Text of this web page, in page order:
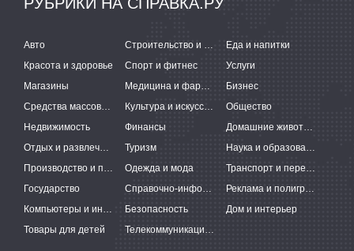
Авто Строительство и ремонт
Еда и напитки
Красота и здоровье
Спорт и фитнес
Услуги
Магазины
Медицина и фармацевтика
Бизнес
Средства массовой информации
Культура и искусство
Общество
Недвижимость
Финансы
Домашние животные
Отдых и развлечения
Туризм
Наука и образование
Производство и поставки
Одежда и мода
Транспорт и перевозки
Государство
Справочно-информационные системы
Реклама и полиграфия
Компьютеры и интернет
Безопасность
Дом и интерьер
Товары для детей
Телекоммуникации и связь